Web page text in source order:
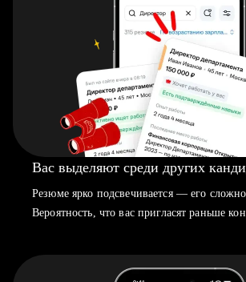
Вас выделяют среди других
Резюме ярко подсвечивается — его
Вероятность, что вас пригласят раньше